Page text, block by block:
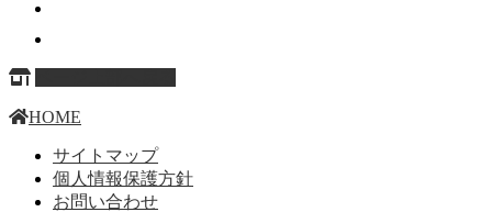
HOME
サイトマップ
個人情報保護方針
お問い合わせ